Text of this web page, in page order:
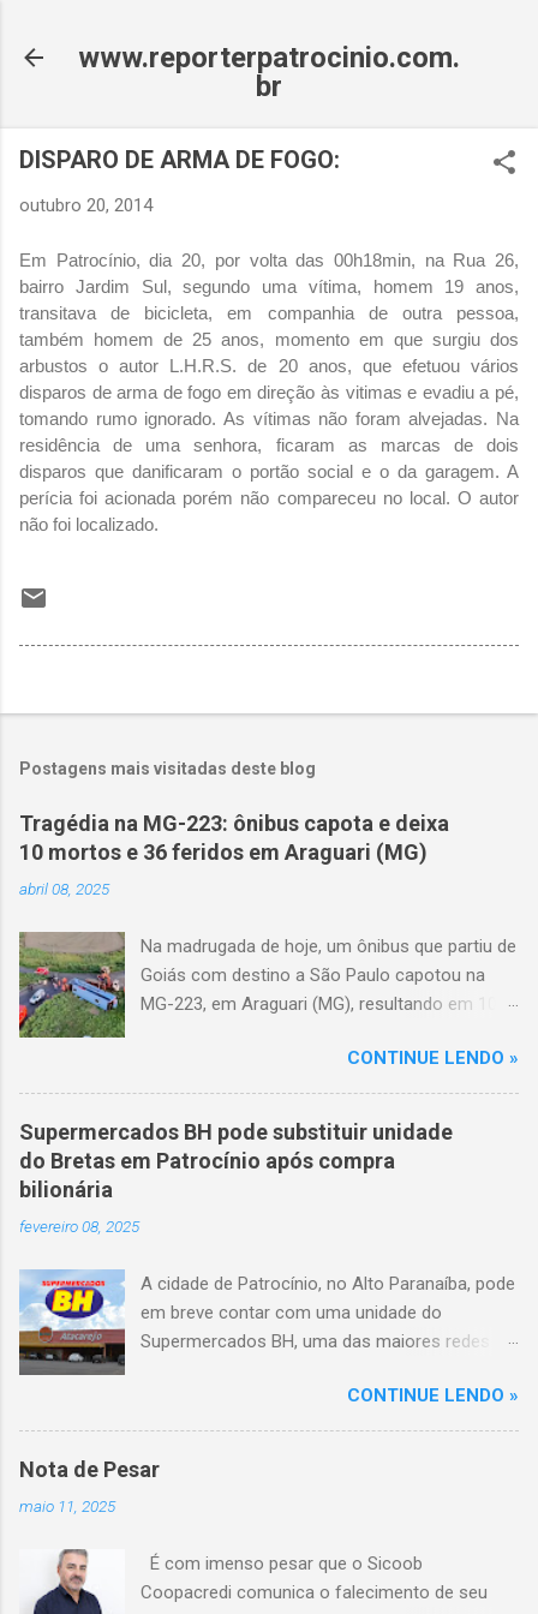
www.reporterpatrocinio.com.
br
DISPARO DE ARMA DE FOGO:
outubro 20, 2014
Em Patrocínio, dia 20, por volta das 00h18min, na Rua 26,
bairro Jardim Sul, segundo uma vítima, homem 19 anos,
transitava de bicicleta, em companhia de outra pessoa,
também homem de 25 anos, momento em que surgiu dos
arbustos o autor L.H.R.S. de 20 anos, que efetuou vários
disparos de arma de fogo em direção às vitimas e evadiu a pé,
tomando rumo ignorado. As vítimas não foram alvejadas. Na
residência de uma senhora, ficaram as marcas de dois
disparos que danificaram o portão social e o da garagem. A
perícia foi acionada porém não compareceu no local. O autor
não foi localizado.
Postagens mais visitadas deste blog
Tragédia na MG-223: ônibus capota e deixa
10 mortos e 36 feridos em Araguari (MG)
abril 08, 2025
Na madrugada de hoje, um ônibus que partiu de
Goiás com destino a São Paulo capotou na
MG-223, em Araguari (MG), resultando em 10
volta das 3h40, próximo ao trevo de Queixinho,
quando o motorista perdeu o controle do
veículo, atravessou o canteiro central e
capotou em uma alça de acesso. Entre as
vítimas fatais, há duas crianças de
CONTINUE LENDO »
Supermercados BH pode substituir unidade
do Bretas em Patrocínio após compra
bilionária
fevereiro 08, 2025
A cidade de Patrocínio, no Alto Paranaíba, pode
em breve contar com uma unidade do
Supermercados BH, uma das maiores redes do
o braço mineiro da rede Bretas por R$ 716
milhões, conforme anunciado na última sexta-
Guimarães, 455, no bairro Santo Antônio. Com
a aquisição, existe a possibilidade de que essa
CONTINUE LENDO »
Nota de Pesar
maio 11, 2025
É com imenso pesar que o Sicoob
Coopacredi comunica o falecimento de seu